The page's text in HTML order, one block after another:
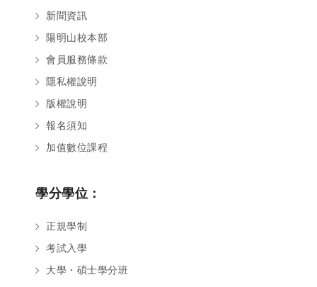
新聞資訊
陽明山校本部
會員服務條款
隱私權說明
版權說明
報名須知
加值數位課程
學分學位：
正規學制
考試入學
大學・碩士學分班